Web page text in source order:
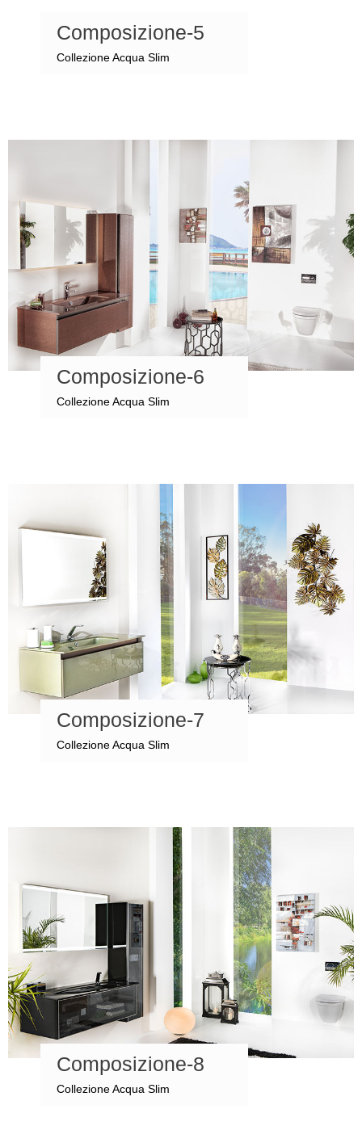
Composizione-5
Collezione Acqua Slim
Composizione-6
Collezione Acqua Slim
Composizione-7
Collezione Acqua Slim
Composizione-8
Collezione Acqua Slim